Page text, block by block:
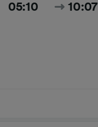
05:10 10:07